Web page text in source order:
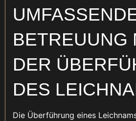
BETREUUNG
DER
DES
Die Überführung eines